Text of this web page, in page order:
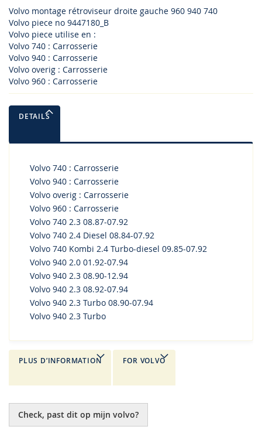
Volvo montage rétroviseur droite gauche 960 940 740
Volvo piece no 9447180_B
Volvo piece utilise en :
Volvo 740 : Carrosserie
Volvo 940 : Carrosserie
Volvo overig : Carrosserie
Volvo 960 : Carrosserie
DETAILS
Volvo 740 : Carrosserie
Volvo 940 : Carrosserie
Volvo overig : Carrosserie
Volvo 960 : Carrosserie
Volvo 740 2.3 08.87-07.92
Volvo 740 2.4 Diesel 08.84-07.92
Volvo 740 Kombi 2.4 Turbo-diesel 09.85-07.92
Volvo 940 2.0 01.92-07.94
Volvo 940 2.3 08.90-12.94
Volvo 940 2.3 08.92-07.94
Volvo 940 2.3 Turbo 08.90-07.94
Volvo 940 2.3 Turbo
PLUS D’INFORMATION FOR VOLVO
Check, past dit op mijn volvo?